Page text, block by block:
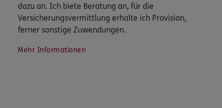
dazu an. Ich biete Beratung an, für die
Versicherungsvermittlung erhalte ich Provision,
ferner sonstige Zuwendungen.
Mehr Informationen